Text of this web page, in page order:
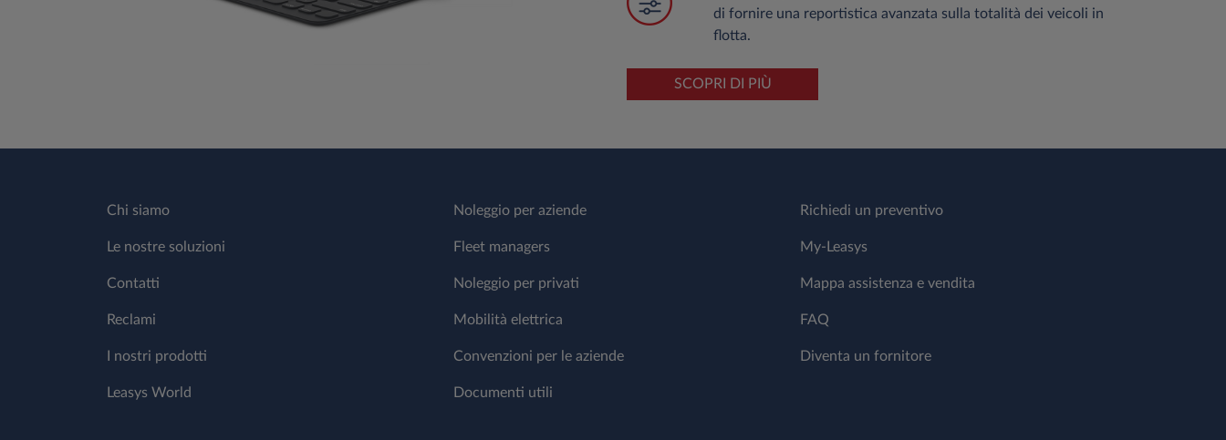
di fornire una reportistica avanzata sulla totalità dei veicoli in
flotta.
SCOPRI DI PIÙ
Chi siamo
Le nostre soluzioni
Contatti
Reclami
I nostri prodotti
Leasys World
Noleggio per aziende
Fleet managers
Noleggio per privati
Mobilità elettrica
Convenzioni per le aziende
Documenti utili
Richiedi un preventivo
My-Leasys
Mappa assistenza e vendita
FAQ
Diventa un fornitore